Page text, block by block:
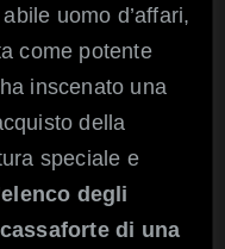
abile uomo d’affari,
come potente
inscenato una
della
speciale e
degli
di una